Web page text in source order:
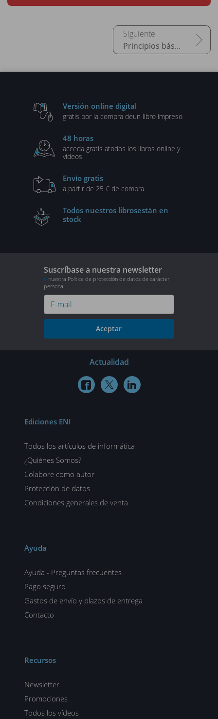
Principios básicos de Android
Versión online digital
gratis por la compra deun libro impreso
48 horas
acceda gratis atodos los libros online y
vídeos
Envío gratis
a partir de 25 € de compra
Todos nuestros librosestán en
stock
Suscríbase a nuestra newsletter
nuestra Política de protección de datos de carácter
personal
Aceptar
Actualidad
  
Ediciones ENI
Todos los artículos de informática
¿Quiénes Somos?
Colabore como autor
Protección de datos
Condiciones generales de venta
Ayuda
Ayuda - Preguntas frecuentes
Pago seguro
Gastos de envío y plazos de entrega
Contacto
Recursos
Newsletter
Promociones
Todos los vídeos